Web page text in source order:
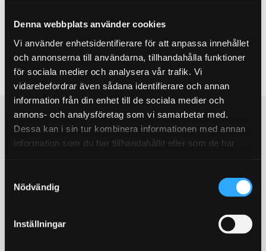
Denna webbplats använder cookies
Vi använder enhetsidentifierare för att anpassa innehållet
och annonserna till användarna, tillhandahålla funktioner
för sociala medier och analysera vår trafik. Vi
vidarebefordrar även sådana identifierare och annan
information från din enhet till de sociala medier och
annons- och analysföretag som vi samarbetar med.
Dessa kan i sin tur kombinera informationen med annan
information som du har tillhandahållit eller som de har
Nödvändig
Inställningar
Bli den första att lämna ett omdöme.
Populära produkter
STORSÄLJARE! STORSÄLJARE!